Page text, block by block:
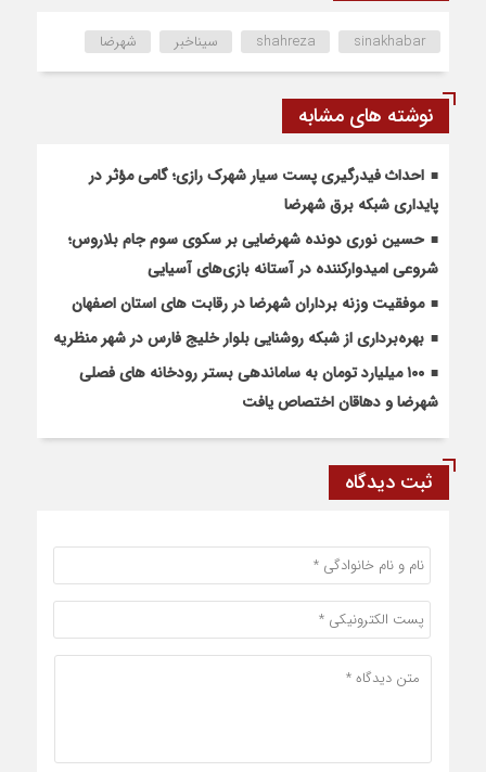
shahreza sinakhabar سیناخبر شهرضا
نوشته های مشابه
احداث فیدرگیری پست سیار شهرک رازی؛ گامی مؤثر در
پایداری شبکه برق شهرضا
حسین نوری دونده شهرضایی بر سکوی سوم جام بلاروس؛
شروعی امیدوارکننده در آستانه بازی‌های آسیایی
موفقیت وزنه برداران شهرضا در رقابت های استان اصفهان
بهره‌برداری از شبکه روشنایی بلوار خلیج فارس در شهر منظریه
۱۰۰ میلیارد تومان به ساماندهی بستر رودخانه های فصلی
شهرضا و دهاقان اختصاص یافت
ثبت دیدگاه